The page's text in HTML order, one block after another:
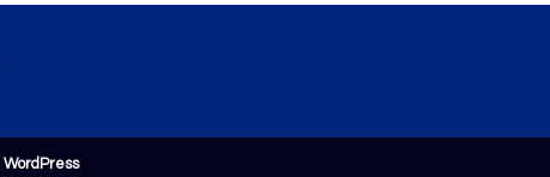
WordPress